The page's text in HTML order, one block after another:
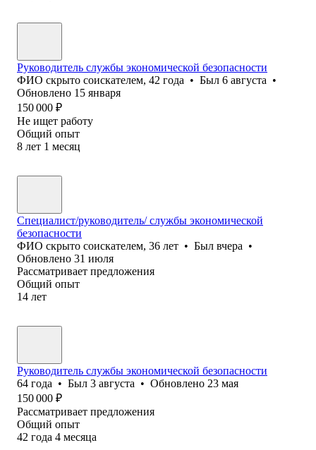
Руководитель службы экономической безопасности
ФИО скрыто соискателем, 42 года • Был 6 августа •
Обновлено 15 января
150 000 ₽
Не ищет работу
Общий опыт
8 лет 1 месяц
Специалист/руководитель/ службы экономической
безопасности
ФИО скрыто соискателем, 36 лет • Был вчера •
Обновлено 31 июля
Рассматривает предложения
Общий опыт
14 лет
Руководитель службы экономической безопасности
64 года • Был 3 августа • Обновлено 23 мая
150 000 ₽
Рассматривает предложения
Общий опыт
42 года 4 месяца